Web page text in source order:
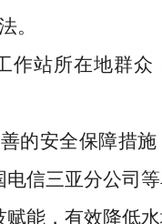
。
作站所在地群众
的安全保障措
信三亚分公司
能，有效降低水